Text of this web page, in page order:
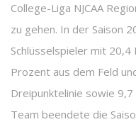
College-Liga NJCAA
zu gehen. In der Saison
Schlüsselspieler mit
Prozent aus dem Feld
Dreipunktelinie sowie
Team beendete die